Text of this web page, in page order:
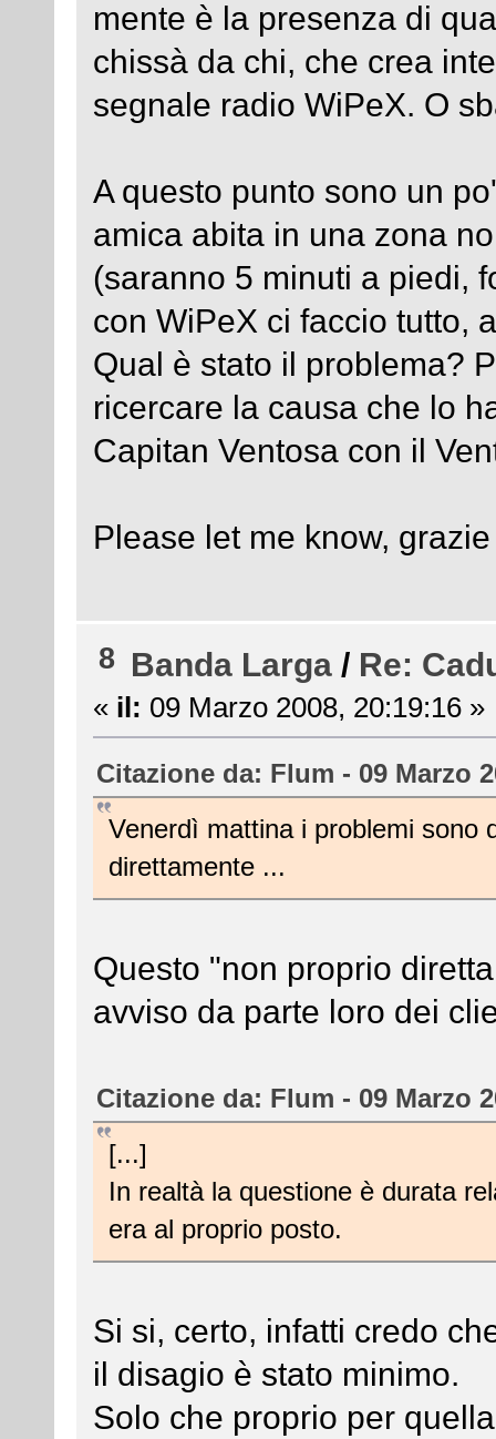
mente è la presenza di
chissà da chi, che crea
segnale radio WiPeX. O
A questo punto sono un
amica abita in una zona
(saranno 5 minuti a piedi,
con WiPeX ci faccio tutto,
Qual è stato il problema?
ricercare la causa che lo
Capitan Ventosa con il
Please let me know,
8 Banda Larga / Re:
« il: 09 Marzo 2008, 20:19:16 »
Citazione da: Flum - 09 Marzo
Venerdì mattina i problemi sono
direttamente ...
Questo "non proprio
avviso da parte loro dei
Citazione da: Flum - 09 Marzo
[...]
In realtà la questione è durata
era al proprio posto.
Si si, certo, infatti credo
il disagio è stato minimo.
Solo che proprio per